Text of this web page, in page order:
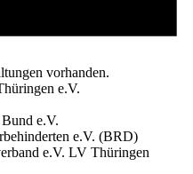
vorhanden.
e.V.
e.V.
e.V. (BRD)
e.V. LV Thüringen